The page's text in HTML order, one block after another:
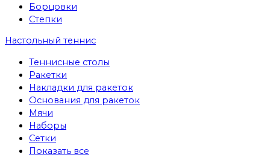
Борцовки
Степки
Настольный теннис
Теннисные столы
Ракетки
Накладки для ракеток
Основания для ракеток
Мячи
Наборы
Сетки
Показать все